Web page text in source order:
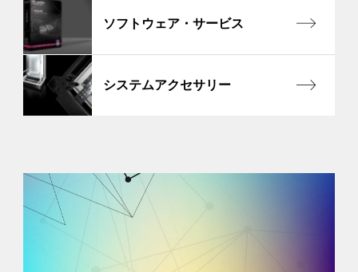
ソフトウェア・サービス
システムアクセサリー